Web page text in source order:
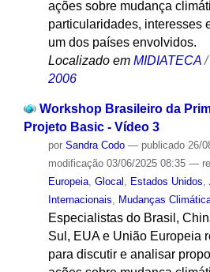
ações sobre mudança
particularidades, interesses
um dos países envolvidos.
Localizado em MIDIATECA /
2006
Workshop Brasileiro da
Projeto Basic - Vídeo 3
por Sandra Codo — publicado26/
modificação03/06/2025 08:35 —
Europeia, Glocal , Estados Unidos,
Internacionais, Mudanças
Especialistas do Brasil,
Sul, EUA e União Europeia
para discutir e analisar